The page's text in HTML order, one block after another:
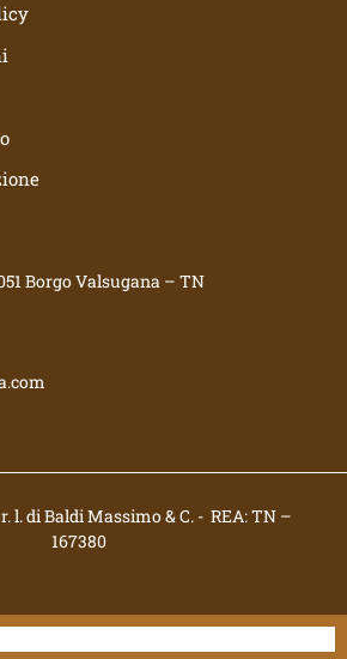
Borgo Valsugana – TN
l. di Baldi Massimo & C. - REA: TN –
167380
byPassepartout
byPolli s.r.l.